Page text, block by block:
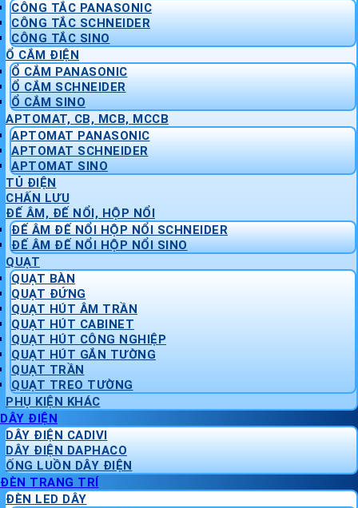
CÔNG TẮC PANASONIC
CÔNG TẮC SCHNEIDER
CÔNG TẮC SINO
Ổ CẮM ĐIỆN
Ổ CẮM PANASONIC
Ổ CẮM SCHNEIDER
Ổ CẮM SINO
APTOMAT, CB, MCB, MCCB
APTOMAT PANASONIC
APTOMAT SCHNEIDER
APTOMAT SINO
TỦ ĐIỆN
CHẤN LƯU
ĐẾ ÂM, ĐẾ NỔI, HỘP NỔI
ĐẾ ÂM ĐẾ NỔI HỘP NỔI SCHNEIDER
ĐẾ ÂM ĐẾ NỔI HỘP NỔI SINO
QUẠT
QUẠT BÀN
QUẠT ĐỨNG
QUẠT HÚT ÂM TRẦN
QUẠT HÚT CABINET
QUẠT HÚT CÔNG NGHIỆP
QUẠT HÚT GẮN TƯỜNG
QUẠT TRẦN
QUẠT TREO TƯỜNG
PHỤ KIỆN KHÁC
DÂY ĐIỆN
DÂY ĐIỆN CADIVI
DÂY ĐIỆN DAPHACO
ỐNG LUỒN DÂY ĐIỆN
ĐÈN TRANG TRÍ
ĐÈN LED DÂY